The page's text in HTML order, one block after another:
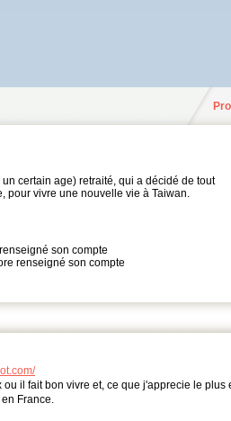
certain age) retraité, qui a décidé de tout
pour vivre une nouvelle vie à Taiwan.
son compte
renseigné son compte
il fait bon vivre et, ce que j'apprecie le
France.